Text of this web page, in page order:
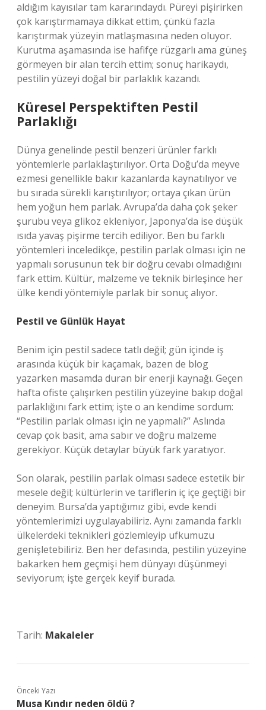
aldığım kayısılar tam kararındaydı. Püreyi pişirirken
çok karıştırmamaya dikkat ettim, çünkü fazla
karıştırmak yüzeyin matlaşmasına neden oluyor.
Kurutma aşamasında ise hafifçe rüzgarlı ama güneş
görmeyen bir alan tercih ettim; sonuç harikaydı,
pestilin yüzeyi doğal bir parlaklık kazandı.
Küresel Perspektiften Pestil
Parlaklığı
Dünya genelinde pestil benzeri ürünler farklı
yöntemlerle parlaklaştırılıyor. Orta Doğu’da meyve
ezmesi genellikle bakır kazanlarda kaynatılıyor ve
bu sırada sürekli karıştırılıyor; ortaya çıkan ürün
hem yoğun hem parlak. Avrupa’da daha çok şeker
şurubu veya glikoz ekleniyor, Japonya’da ise düşük
ısıda yavaş pişirme tercih ediliyor. Ben bu farklı
yöntemleri inceledikçe, pestilin parlak olması için ne
yapmalı sorusunun tek bir doğru cevabı olmadığını
fark ettim. Kültür, malzeme ve teknik birleşince her
ülke kendi yöntemiyle parlak bir sonuç alıyor.
Pestil ve Günlük Hayat
Benim için pestil sadece tatlı değil; gün içinde iş
arasında küçük bir kaçamak, bazen de blog
yazarken masamda duran bir enerji kaynağı. Geçen
hafta ofiste çalışırken pestilin yüzeyine bakıp doğal
parlaklığını fark ettim; işte o an kendime sordum:
“Pestilin parlak olması için ne yapmalı?” Aslında
cevap çok basit, ama sabır ve doğru malzeme
gerekiyor. Küçük detaylar büyük fark yaratıyor.
Son olarak, pestilin parlak olması sadece estetik bir
mesele değil; kültürlerin ve tariflerin iç içe geçtiği bir
deneyim. Bursa’da yaptığımız gibi, evde kendi
yöntemlerimizi uygulayabiliriz. Aynı zamanda farklı
ülkelerdeki teknikleri gözlemleyip ufkumuzu
genişletebiliriz. Ben her defasında, pestilin yüzeyine
bakarken hem geçmişi hem dünyayı düşünmeyi
seviyorum; işte gerçek keyif burada.
Tarih: Makaleler
Önceki Yazı
Musa Kındır neden öldü ?